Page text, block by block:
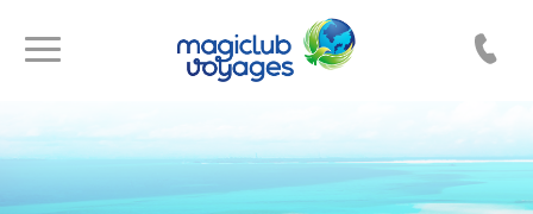
Toggle
Toggle
navigation